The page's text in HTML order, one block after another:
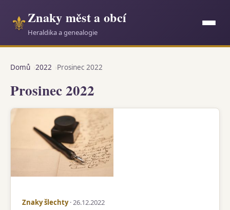
⚜Znaky měst a obcí
Heraldika a genealogie
Domů 2022 Prosinec 2022
Prosinec 2022
Znaky šlechty· 26.12.2022